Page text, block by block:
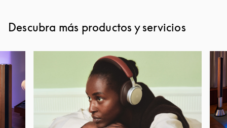
Descubra más productos y servicios